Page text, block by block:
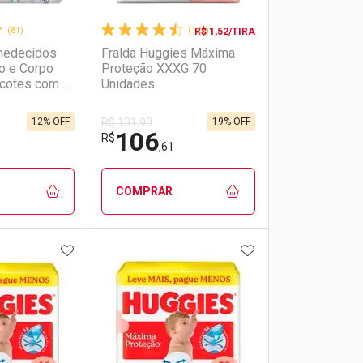
(81)
e Corpo
com
12% OFF
(128)
R$ 1,52/TIRA
Fralda Huggies Máxima
Proteção XXXG 70
Unidades
R$ 131,90
R$106,61
19% OFF
COMPRAR
Laboratório
Por Menos
ADICIONAR AOS FAVORITOSADICIONAR AOS